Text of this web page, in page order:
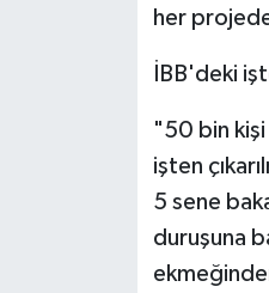
her
İBB'deki
"50 bin kişi
işten
5 sene
duruşuna